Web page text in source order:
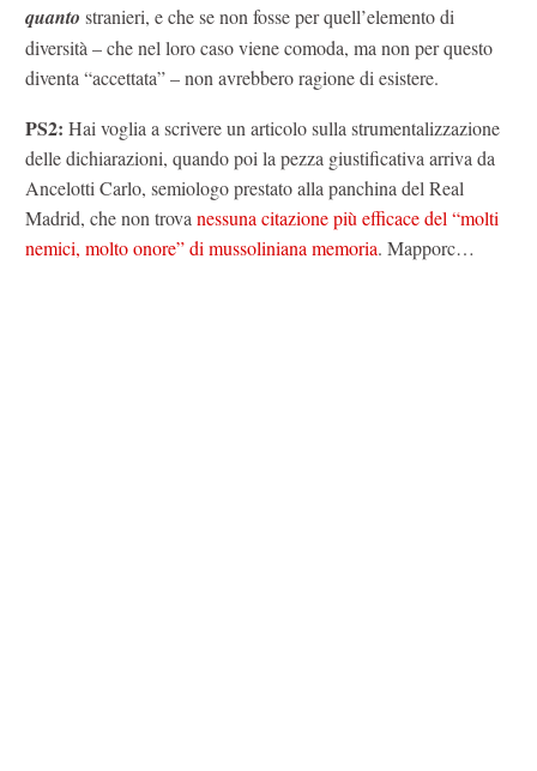
quanto stranieri, e che se non fosse per quell’elemento di
diversità – che nel loro caso viene comoda, ma non per questo
diventa “accettata” – non avrebbero ragione di esistere.
PS2: Hai voglia a scrivere un articolo sulla strumentalizzazione
delle dichiarazioni, quando poi la pezza giustificativa arriva da
Ancelotti Carlo, semiologo prestato alla panchina del Real
Madrid, che non trova nessuna citazione più efficace del “molti
nemici, molto onore” di mussoliniana memoria. Mapporc…